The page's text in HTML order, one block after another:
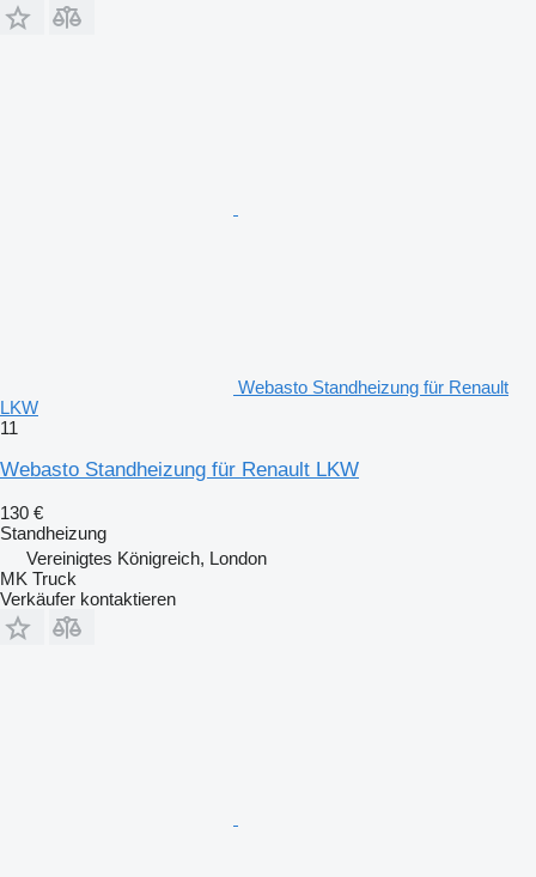
Webasto Standheizung für Renault
LKW
11
Webasto Standheizung für Renault LKW
130 €
Standheizung
Vereinigtes Königreich, London
MK Truck
Verkäufer kontaktieren